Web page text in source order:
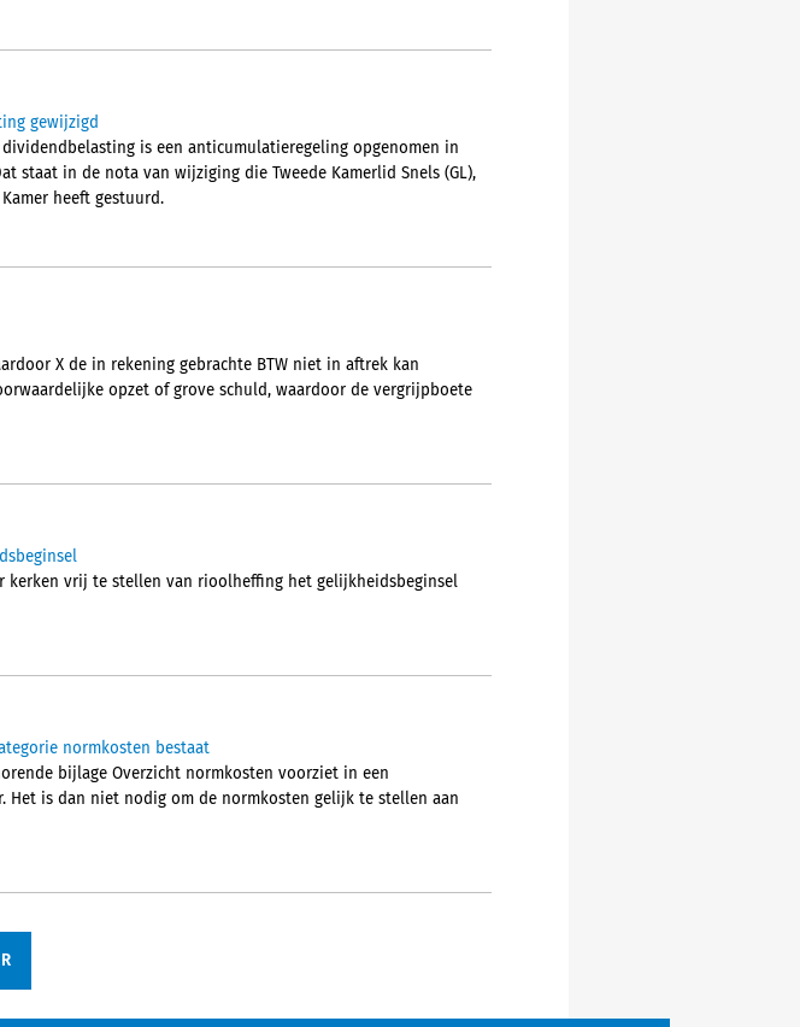
gewijzigd
is een anticumulatieregeling opgenomen in
staat in de nota van wijziging die Tweede Kamerlid Snels (GL),
heeft gestuurd.
X de in rekening gebrachte BTW niet in aftrek kan
opzet of grove schuld, waardoor de vergrijpboete
kerken vrij te stellen van rioolheffing het gelijkheidsbeginsel
normkosten bestaat
bijlage Overzicht normkosten voorziet in een
Het is dan niet nodig om de normkosten gelijk te stellen aan